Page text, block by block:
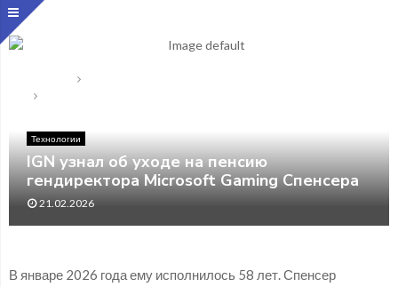
Технологии
IGN узнал об уходе на пенсию
гендиректора Microsoft Gaming Спенсера
21.02.2026
В январе 2026 года ему исполнилось 58 лет. Спенсер